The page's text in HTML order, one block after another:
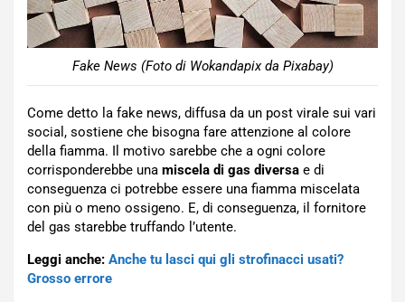
Fake News (Foto di Wokandapix da Pixabay)
Come detto la fake news, diffusa da un post virale sui vari
social, sostiene che bisogna fare attenzione al colore
della fiamma. Il motivo sarebbe che a ogni colore
corrisponderebbe una miscela di gas diversa e di
conseguenza ci potrebbe essere una fiamma miscelata
con più o meno ossigeno. E, di conseguenza, il fornitore
del gas starebbe truffando l’utente.
Leggi anche: Anche tu lasci qui gli strofinacci usati?
Grosso errore